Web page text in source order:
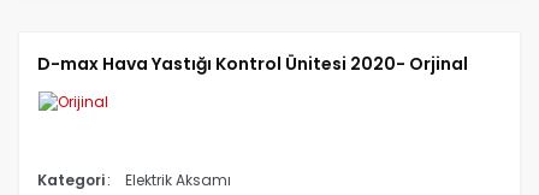
D-max Hava Yastığı Kontrol Ünitesi 2020- Orjinal
Kategori
Elektrik Aksamı